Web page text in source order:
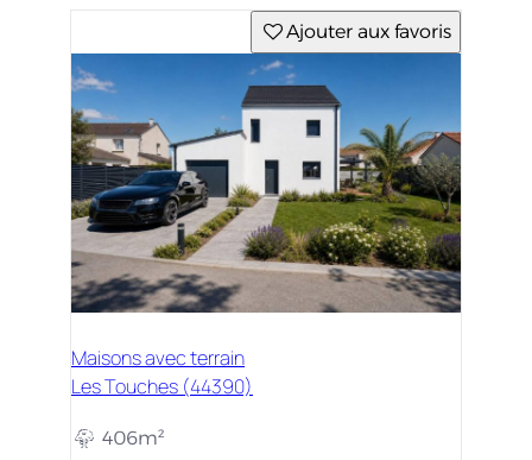
Ajouter aux favoris
Maisons avec terrain
Les Touches (44390)
406m²